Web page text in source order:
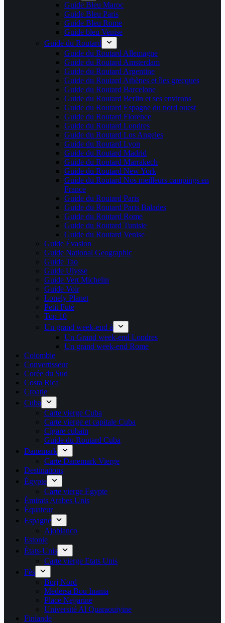
Guide Bleu Maroc
Guide Bleu Paris
Guide Bleu Rome
Guide bleu Venise
Guide du Routard
Guide du Routard Allemagne
Guide du Routard Amsterdam
Guide du Routard Argentine
Guide du Routard Athènes et îles grecques
Guide du Routard Barcelone
Guide du Routard Berlin et ses environs
Guide du Routard Espagne du nord ouest
Guide du Routard Florence
Guide du Routard Londres
Guide du Routard Los Angeles
Guide du Routard Lyon
Guide du Routard Madrid
Guide du Routard Marrakech
Guide du Routard New York
Guide du Routard Nos meilleurs campings en
France
Guide du Routard Paris
Guide du Routard Paris Balades
Guide du Routard Rome
Guide du Routard Tunisie
Guide du Routard Venise
Guide Évasion
Guide National Geographic
Guide Tao
Guide Ulysse
Guide Vert Michelin
Guide Voir
Lonely Planet
Petit Futé
Top 10
Un grand week-end à
Un Grand week-end Londres
Un grand week-end Rome
Colombie
Convertisseur
Corée du Sud
Costa Rica
Croatie
Cuba
Carte vierge Cuba
Carte vierge et capitale Cuba
Cigare cubain
Guide du Routard Cuba
Danemark
Carte Danemark Vierge
Destinations
Égypte
Carte vierge Egypte
Émirats Arabes Unis
Équateur
Espagne
Ajoblanco
Estonie
États-Unis
Carte vierge Etats Unis
Fès
Borj Nord
Medersa Bou Inania
Place Nejjarine
Université Al Quaraouiyine
Finlande